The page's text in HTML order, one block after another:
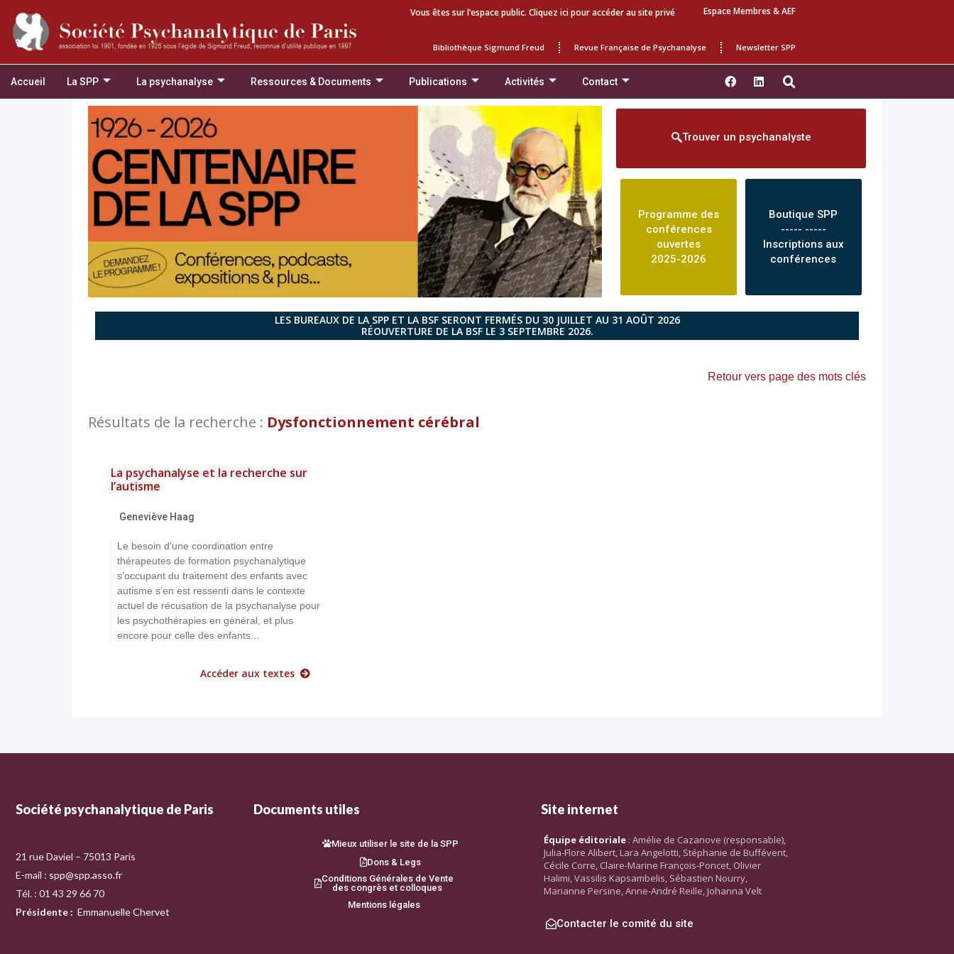
Vous êtes sur l’espace public. Cliquez ici pour accéder au site privé Espace Membres & AEF
Bibliothèque Sigmund Freud Revue Française de Psychanalyse Newsletter SPP
Accueil La SPP La psychanalyse Ressources & Documents Publications Activités Contact
Trouver un psychanalyste
Programme des
conférences
ouvertes
2025-2026
Boutique SPP
----- -----
Inscriptions aux
conférences
LES BUREAUX DE LA SPP ET LA BSF SERONT FERMÉS DU 30 JUILLET AU 31 AOÛT 2026
RÉOUVERTURE DE LA BSF LE 3 SEPTEMBRE 2026.
Retour vers page des mots clés
Résultats de la recherche : Dysfonctionnement cérébral
La psychanalyse et la recherche sur
l’autisme
Geneviève Haag
Le besoin d'une coordination entre
thérapeutes de formation psychanalytique
s’occupant du traitement des enfants avec
autisme s’en est ressenti dans le contexte
actuel de récusation de la psychanalyse pour
les psychothérapies en général, et plus
encore pour celle des enfants...
Accéder aux textes
Société psychanalytique de Paris
21 rue Daviel – 75013 Paris
E-mail : spp@spp.asso.fr
Tél. : 01 43 29 66 70
Présidente : Emmanuelle Chervet
Documents utiles
Mieux utiliser le site de la SPP
Dons & Legs
Conditions Générales de Vente
des congrès et colloques
Mentions légales
Site internet
Équipe éditoriale : Amélie de Cazanove (responsable),
Julia-Flore Alibert, Lara Angelotti, Stéphanie de Buffévent,
Cécile Corre, Claire-Marine François-Poncet, Olivier
Halimi, Vassilis Kapsambelis, Sébastien Nourry,
Marianne Persine, Anne-André Reille, Johanna Velt
Contacter le comité du site